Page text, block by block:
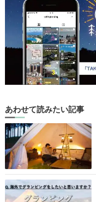
あわせて読みたい記事